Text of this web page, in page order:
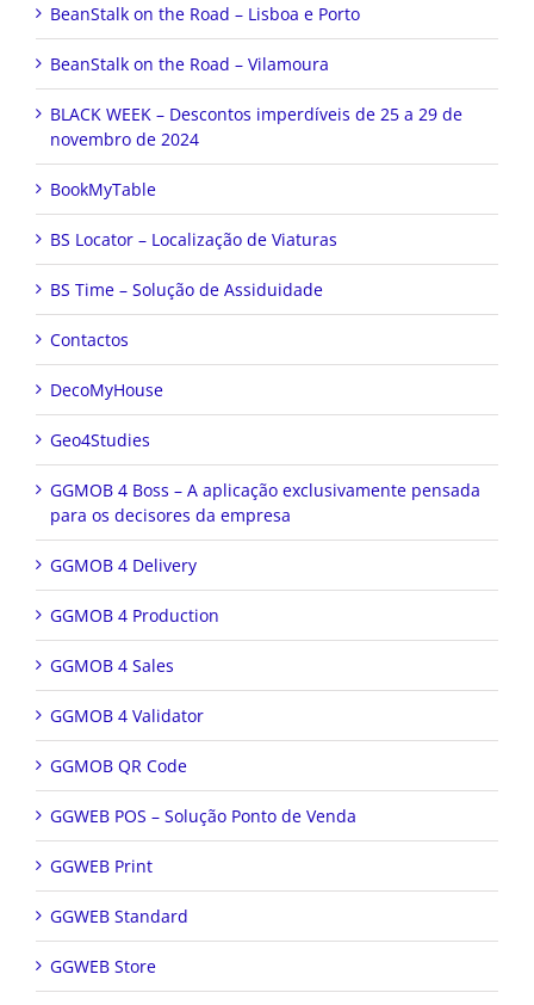
BeanStalk on the Road – Lisboa e Porto
BeanStalk on the Road – Vilamoura
BLACK WEEK – Descontos imperdíveis de 25 a 29 de
novembro de 2024
BookMyTable
BS Locator – Localização de Viaturas
BS Time – Solução de Assiduidade
Contactos
DecoMyHouse
Geo4Studies
GGMOB 4 Boss – A aplicação exclusivamente pensada
para os decisores da empresa
GGMOB 4 Delivery
GGMOB 4 Production
GGMOB 4 Sales
GGMOB 4 Validator
GGMOB QR Code
GGWEB POS – Solução Ponto de Venda
GGWEB Print
GGWEB Standard
GGWEB Store